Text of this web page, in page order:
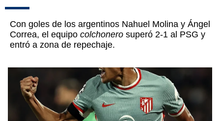
Con goles de los argentinos Nahuel Molina y Ángel
Correa, el equipo colchonero superó 2-1 al PSG y
entró a zona de repechaje.